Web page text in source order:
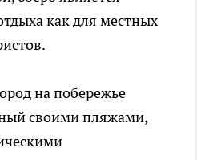
как для местных
на побережье
своими пляжами,